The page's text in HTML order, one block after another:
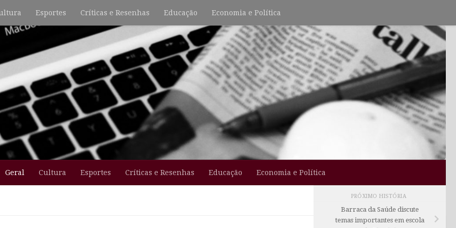
Esportes Críticas e Resenhas Educação Economia e Política
Geral Cultura Esportes Críticas e Resenhas Educação Economia e Política
PRÓXIMO HISTÓRIA
Barraca da Saúde discute
temas importantes em escola